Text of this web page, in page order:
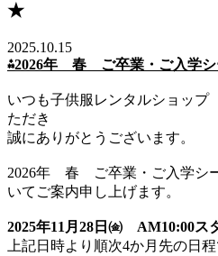
★
2025.10.15
⁂2026年 春 ご卒業・ご入学シ
いつも子供服レンタルショッ
ただき
誠にありがとうございます。
2026年 春 ご卒業・ご入学シ
いてご案内申し上げます。
2025年11月28日㈮ AM10:00ス
上記日時より順次4か月先の日